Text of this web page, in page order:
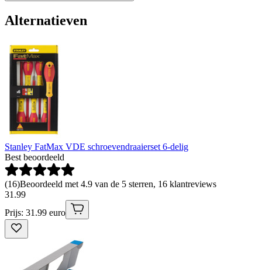
Alternatieven
Stanley FatMax VDE schroevendraaierset 6-delig
Best beoordeeld
(16)Beoordeeld met 4.9 van de 5 sterren, 16 klantreviews
31 .99
Prijs: 31.99 euro